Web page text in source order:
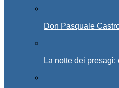
Don Pasquale
La notte dei presagi: